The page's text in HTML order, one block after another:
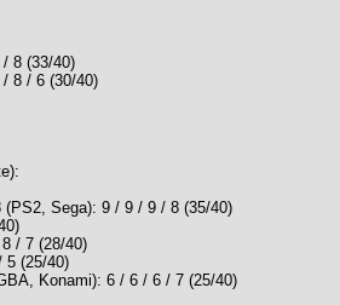
8 (33/40)
8 / 6 (30/40)
Sega): 9 / 9 / 9 / 8 (35/40)
/ 7 (28/40)
5 (25/40)
Konami): 6 / 6 / 6 / 7 (25/40)